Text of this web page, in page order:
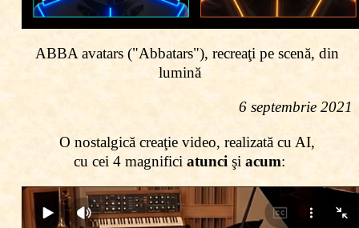
ABBA avatars ("Abbatars"), recreaţi pe scenă, din
lumină
6 septembrie 2021
O nostalgică creaţie video, realizată cu AI,
cu cei 4 magnifici atunci şi acum: